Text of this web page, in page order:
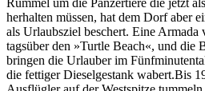
Rummel um die Panzertiere die jetzt
herhalten müssen, hat dem Dorf aber
als Urlaubsziel beschert. Eine
tagsüber den »Turtle Beach«, und die
bringen die Urlauber im
die fettiger Dieselgestank wabert.Bis